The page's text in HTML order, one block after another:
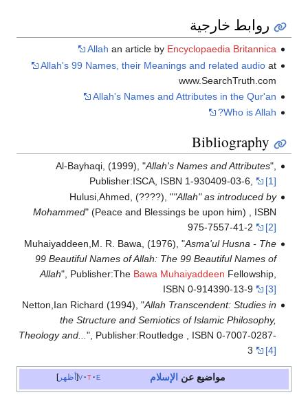
روابط خارجية
Allah an article by Encyclopaedia Britannica
Allah's 99 Names, their Meanings and related audioat
www.SearchTruth.com
Allah's Names and Attributes in the Qur'an
Who is Allah?
Bibliography
Al-Bayhaqi, (1999), "Allah's Names and Attributes",
Publisher:ISCA, ISBN 1-930409-03-6,
[1]
Hulusi,Ahmed, (????), ""Allah" as introduced by
Mohammed" (Peace and Blessings be upon him) , ISBN
975-7557-41-2
[2]
Muhaiyaddeen,M. R. Bawa, (1976), "Asma'ul Husna - The
99 Beautiful Names of Allah: The 99 Beautiful Names of
Allah", Publisher:The Bawa Muhaiyaddeen Fellowship,
ISBN 0-914390-13-9
[3]
Netton,Ian Richard (1994), "Allah Transcendent: Studies in
the Structure and Semiotics of Islamic Philosophy,
Theology and... ", Publisher:Routledge , ISBN 0-7007-0287-
3
[4]
أظهر v t e مواضيع عن الإسلام